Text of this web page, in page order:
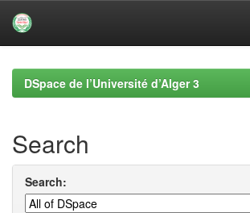
navigationDSpace de l’Université d’Alger 3
Search
Search: